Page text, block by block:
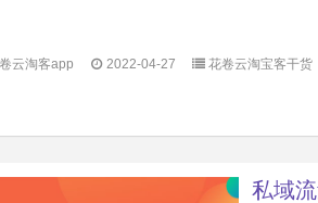
云淘客app 2022-04-27 花卷云淘宝客干货
私域